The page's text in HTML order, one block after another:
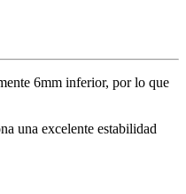
6mm inferior, por lo que
una excelente estabilidad